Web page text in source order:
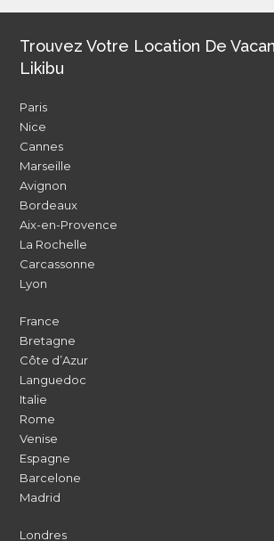
Trouvez Votre Location De
Likibu
Paris
Nice
Cannes
Marseille
Avignon
Bordeaux
Aix-en-Provence
La Rochelle
Carcassonne
Lyon
France
Bretagne
Côte d’Azur
Languedoc
Italie
Rome
Venise
Espagne
Barcelone
Madrid
Londres